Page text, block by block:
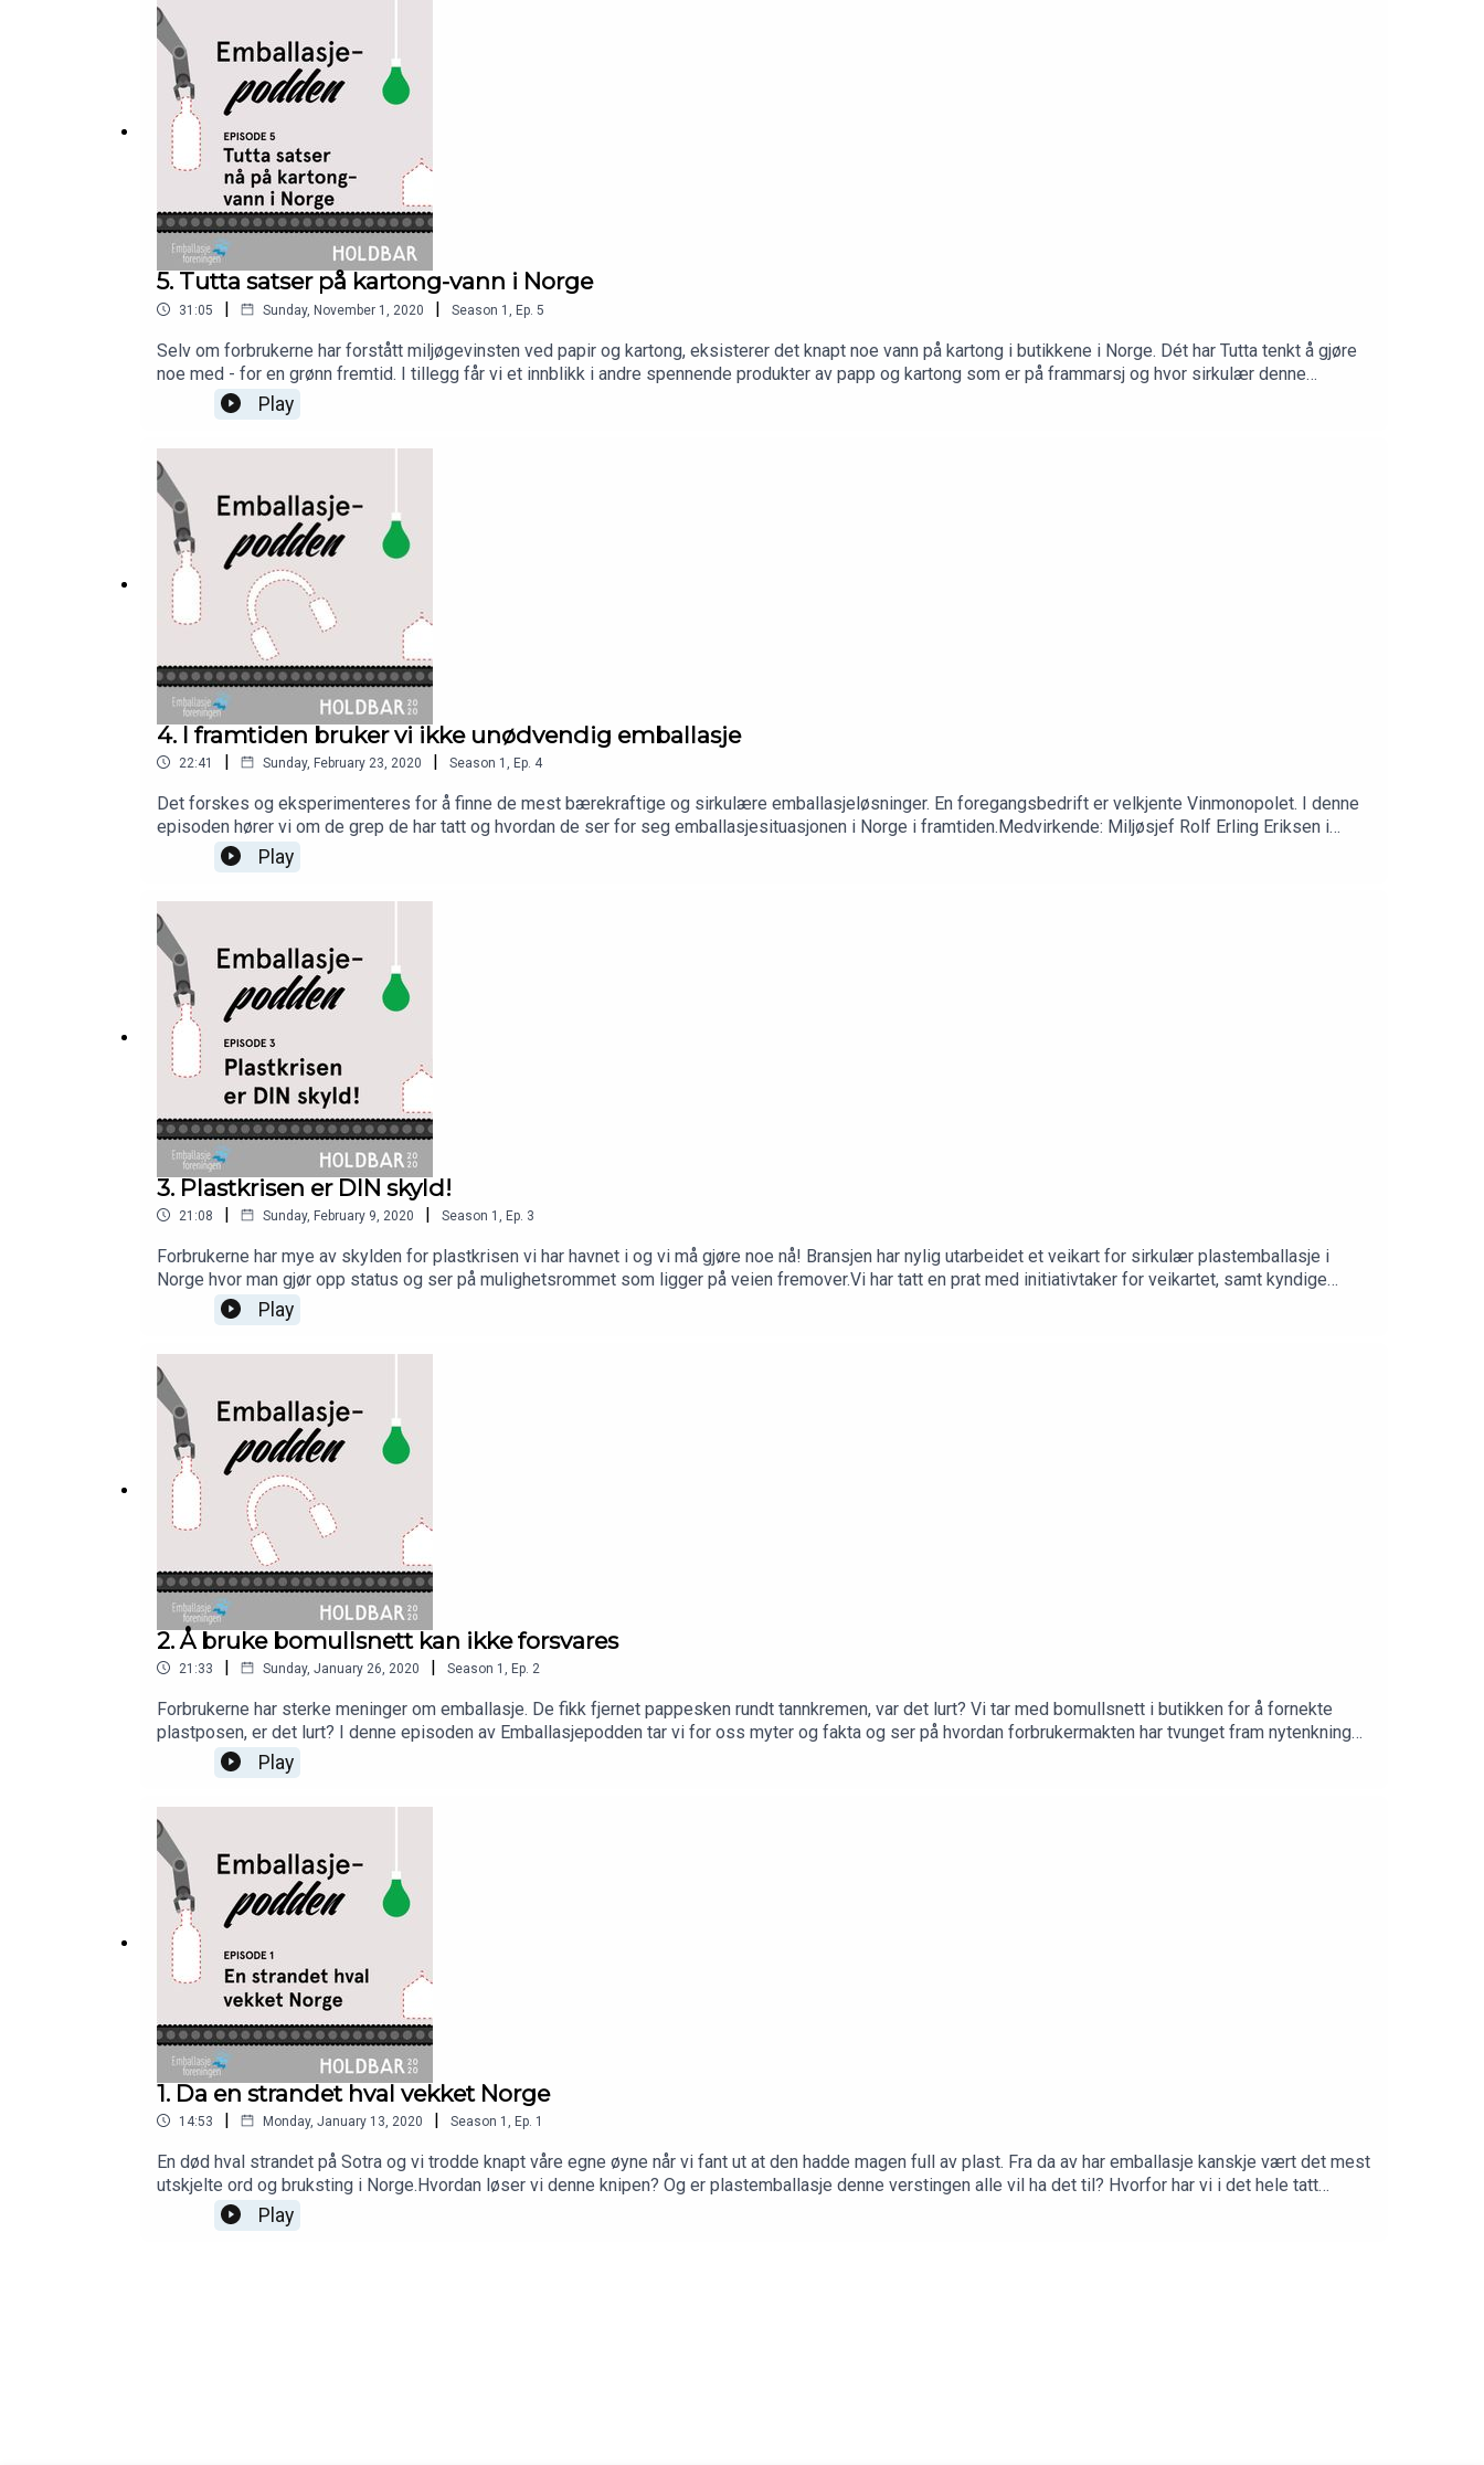
5. Tutta satser på kartong-vann i Norge
31:05 | Sunday, November 1, 2020 | Season 1 Ep. 5
Selv om forbrukerne har forstått miljøgevinsten ved papir og kartong, eksisterer det knapt noe vann på kartong i butikkene i Norge. Dét har Tutta tenkt å gjøre
noe med - for en grønn fremtid. I tillegg får vi et innblikk i andre spennende produkter av papp og kartong som er på frammarsj og hvor sirkulær denne
produksjonen er. Medvirkende: Suzann "Tutta" Pettersen, Kristian Jørum fra Tetrapak, Bjørn Ivar Larsen fra Glomma Papp, Christin Faukland Martinsen fra
Motzau Packaging, Kyrre Auran fra Ranheim Paper & Board og prosjektleder Cecilie Svabø for industrimessen HOLDBAR .Produsert av Cecilie Svabø
Play
4. I framtiden bruker vi ikke unødvendig emballasje
22:41 | Sunday, February 23, 2020 | Season 1 Ep. 4
Det forskes og eksperimenteres for å finne de mest bærekraftige og sirkulære emballasjeløsninger. En foregangsbedrift er velkjente Vinmonopolet. I denne
episoden hører vi om de grep de har tatt og hvordan de ser for seg emballasjesituasjonen i Norge i framtiden.Medvirkende: Miljøsjef Rolf Erling Eriksen i
Vinmonopolet, rektor Yngve Krokann fra Emballasjeskolen og prosjektleder Cecilie Svabø for industrimessen HOLDBAR 2020.Produsert av Cecilie Svabø
for emballasjeforeningen.no og HOLDBARmessen.no NB! Inneholder produktplassering.
Play
3. Plastkrisen er DIN skyld!
21:08 | Sunday, February 9, 2020 | Season 1 Ep. 3
Forbrukerne har mye av skylden for plastkrisen vi har havnet i og vi må gjøre noe nå! Bransjen har nylig utarbeidet et veikart for sirkulær plastemballasje i
Norge hvor man gjør opp status og ser på mulighetsrommet som ligger på veien fremover.Vi har tatt en prat med initiativtaker for veikartet, samt kyndige
personer innen forskning og plastindustrien i denne tredje episoden av Emballasjepodden.Medvirkende: Adm.dir Kari Bunes i Emballasjeforeningen,
Markedsdirektør Ole-Jan Myhre i Norner, Salgs- og markedsdirektør Tone Vanem i Berry og prosjektleder Cecilie Svabø for industrimessen HOLDBAR
Play
2. Å bruke bomullsnett kan ikke forsvares
21:33 | Sunday, January 26, 2020 | Season 1 Ep. 2
Forbrukerne har sterke meninger om emballasje. De fikk fjernet pappesken rundt tannkremen, var det lurt? Vi tar med bomullsnett i butikken for å fornekte
plastposen, er det lurt? I denne episoden av Emballasjepodden tar vi for oss myter og fakta og ser på hvordan forbrukermakten har tvunget fram nytenkning
og gode løsninger på noen områder innen emballering og dårligere løsninger for miljøet på andre områder.Medvirkende: Senior Emballasjeutvikler Thomas Eie
fra Bama Industri, rektor Yngve Krokann fra Emballasjeskolen og prosjektleder Cecilie Svabø for industrimessen HOLDBAR 2020.Produsert av Cecilie Svabø
Play
1. Da en strandet hval vekket Norge
14:53 | Monday, January 13, 2020 | Season 1 , Ep. 1
En død hval strandet på Sotra og vi trodde knapt våre egne øyne når vi fant ut at den hadde magen full av plast. Fra da av har emballasje kanskje vært det mest
utskjelte ord og bruksting i Norge.Hvordan løser vi denne knipen? Og er plastemballasje denne verstingen alle vil ha det til? Hvorfor har vi i det hele tatt
emballasje?Dette får du svar på i denne første episoden av totalt fire som tar for seg plast- og emballasjesituasjonen i Norge anno 2020.Medvirkende: Rektor
Yngve Krokann ved Emballasjeskolen og prosjektleder Cecilie Svabø for industrimessen HOLDBAR 2020.Produsert av Cecilie Svabø
Play